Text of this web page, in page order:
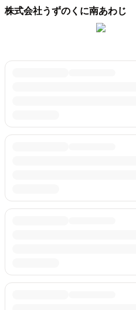
株式会社うずのくに南あわじ